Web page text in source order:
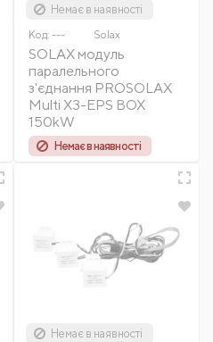
Немає в наявності
Код: --- Solax
SOLAX модуль
паралельного
з'єднання PROSOLAX
Multi X3-EPS BOX
150kW
Немає в наявності
Немає в наявності